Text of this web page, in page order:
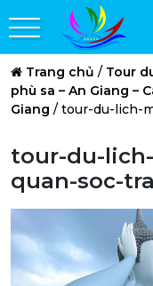
Trang chủ / Tour
phù sa – An Giang –
Giang / tour-du-lich-
tour-du-
quan-soc-